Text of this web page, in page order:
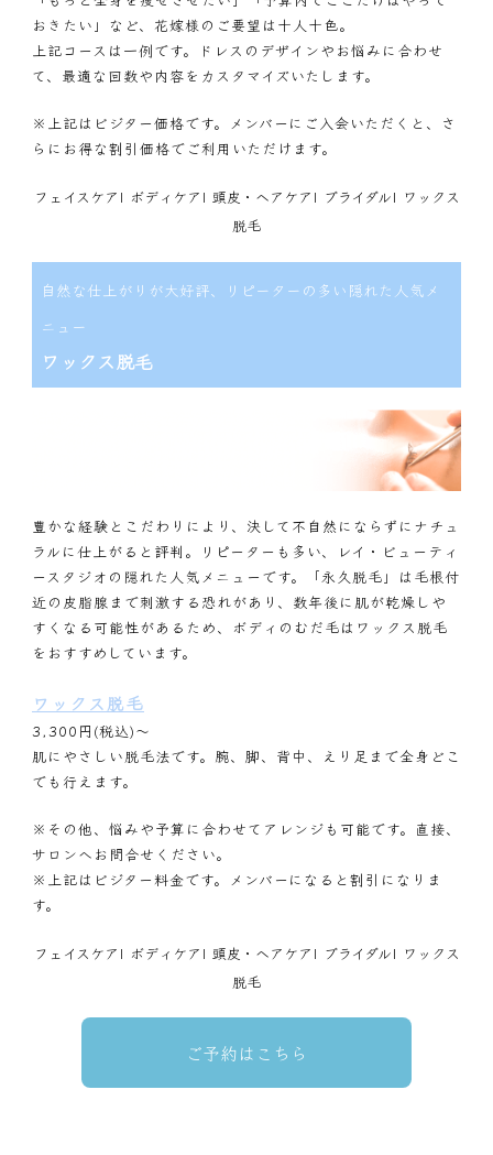
おきたい」など、花嫁様のご要望は十人十色。
上記コースは一例です。ドレスのデザインやお悩みに合わせ
て、最適な回数や内容をカスタマイズいたします。
※上記はビジター価格です。メンバーにご入会いただくと、さ
らにお得な割引価格でご利用いただけます。
フェイスケア | ボディケア | 頭皮・ヘアケア | ブライダル| ワックス
脱毛
自然な仕上がりが大好評、リピーターの多い隠れた人気メ
ニュー
ワックス脱毛
豊かな経験とこだわりにより、決して不自然にならずにナチュ
ラルに仕上がると評判。リピーターも多い、レイ・ビューティ
ースタジオの隠れた人気メニューです。「永久脱毛」は毛根付
近の皮脂腺まで刺激する恐れがあり、数年後に肌が乾燥しや
すくなる可能性があるため、ボディのむだ毛はワックス脱毛
をおすすめしています。
ワックス脱毛
3,300円(税込)～
肌にやさしい脱毛法です。腕、脚、背中、えり足まで全身どこ
でも行えます。
※その他、悩みや予算に合わせてアレンジも可能です。直接、
サロンへお問合せください。
※上記はビジター料金です。メンバーになると割引になりま
す。
フェイスケア | ボディケア | 頭皮・ヘアケア | ブライダル| ワックス
脱毛
ご予約はこちら